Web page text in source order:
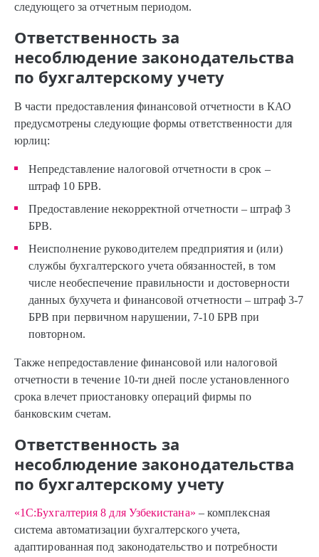
следующего за отчетным периодом.
Ответственность за
несоблюдение законодательства
по бухгалтерскому учету
В части предоставления финансовой отчетности в КАО
предусмотрены следующие формы ответственности для
юрлиц:
Непредставление налоговой отчетности в срок –
штраф 10 БРВ.
Предоставление некорректной отчетности – штраф 3
БРВ.
Неисполнение руководителем предприятия и (или)
службы бухгалтерского учета обязанностей, в том
числе необеспечение правильности и достоверности
данных бухучета и финансовой отчетности – штраф 3-7
БРВ при первичном нарушении, 7-10 БРВ при
повторном.
Также непредоставление финансовой или налоговой
отчетности в течение 10-ти дней после установленного
срока влечет приостановку операций фирмы по
банковским счетам.
Ответственность за
несоблюдение законодательства
по бухгалтерскому учету
«1С:Бухгалтерия 8 для Узбекистана» – комплексная
система автоматизации бухгалтерского учета,
адаптированная под законодательство и потребности